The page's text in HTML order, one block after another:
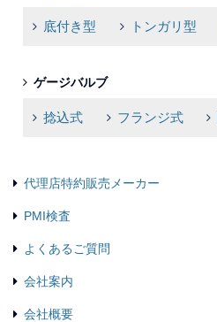
底付き型 トンガリ型
ゲージバルブ
捻込式 フランジ式
代理店特約販売メーカー
PMI検査
よくあるご質問
会社案内
会社概要